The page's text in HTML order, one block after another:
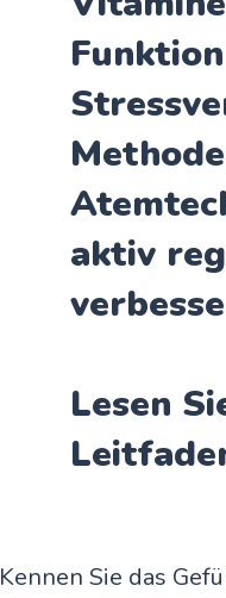
aktiv
Lesen
Kennen Sie das